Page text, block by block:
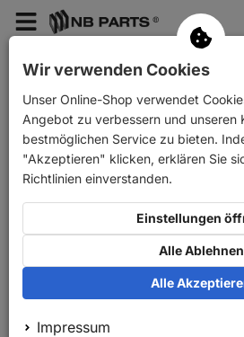
Menü
PKW Anhänger
Zurück PKW Ersatzteile
Wir verwenden Cookies
Unser Online-Shop verwendet
Angebot zu verbessern und unseren
bestmöglichen Service zu bieten.
"Akzeptieren" klicken, erklären Sie
Richtlinien einverstanden.
Einstellungen
Alle Ablehnen
Alle
Impressum